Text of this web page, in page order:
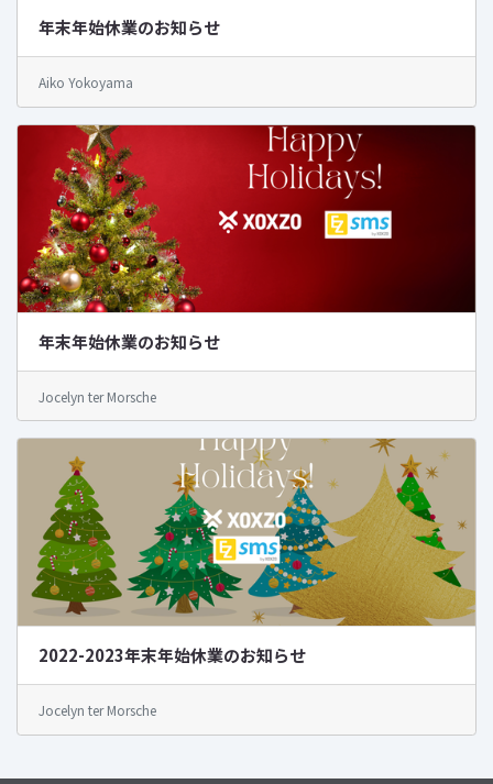
年末年始休業のお知らせ
Aiko Yokoyama
年末年始休業のお知らせ
Jocelyn ter Morsche
2022-2023年末年始休業のお知らせ
Jocelyn ter Morsche